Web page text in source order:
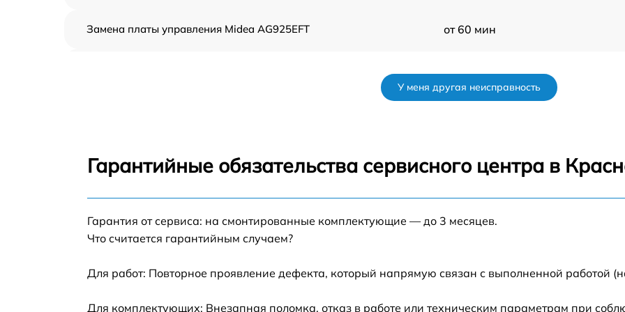
Замена платы управления Midea AG925EFT от 60 мин
Ремонт волновода Midea AG925EFT от 60 мин
AG925EFT
Замена блока управления Midea AG925EFT
У меня другая неисправность
Гарантийные обязательства сервисного центра в
Гарантия от сервиса: на смонтированные комплектующие — до 3 месяцев.
Что считается гарантийным случаем?
Для работ: Повторное проявление дефекта, который напрямую связан с выполненной работой
Для комплектующих: Внезапная поломка, отказ в работе или техническим параметрам при